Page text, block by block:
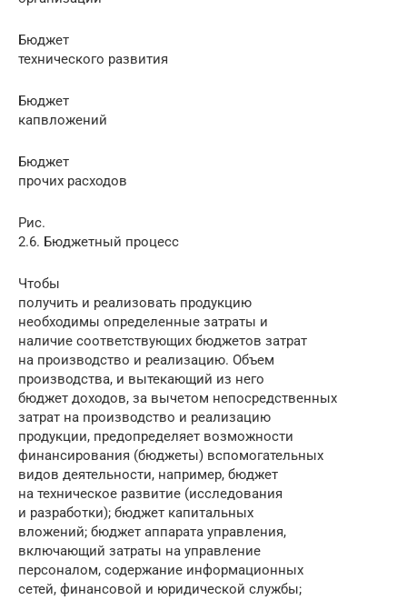
Бюджет
технического развития
Бюджет
капвложений
Бюджет
прочих расходов
Рис.
2.6. Бюджетный процесс
Чтобы
получить и реализовать продукцию
необходимы определенные затраты и
наличие соответствующих бюджетов затрат
на производство и реализацию. Объем
производства, и вытекающий из него
бюджет доходов, за вычетом непосредственных
затрат на производство и реализацию
продукции, предопределяет возможности
финансирования (бюджеты) вспомогательных
видов деятельности, например, бюджет
на техническое развитие (исследования
и разработки); бюджет капитальных
вложений; бюджет аппарата управления,
включающий затраты на управление
персоналом, содержание информационных
сетей, финансовой и юридической службы;